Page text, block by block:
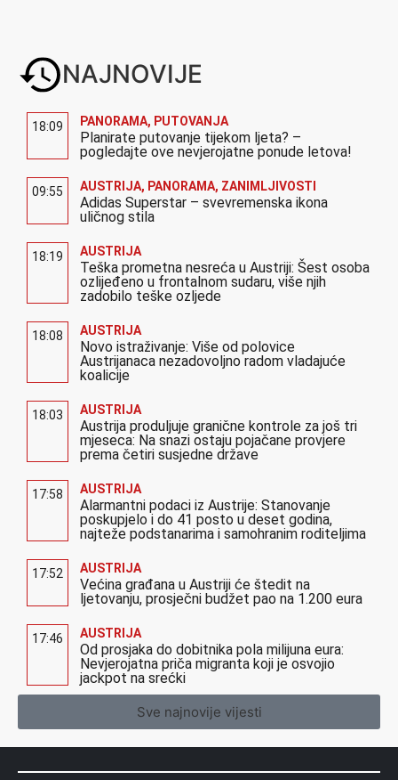
NAJNOVIJE
18:09 PANORAMA, PUTOVANJA
Planirate putovanje tijekom ljeta? –
pogledajte ove nevjerojatne ponude letova!
09:55 AUSTRIJA, PANORAMA, ZANIMLJIVOSTI
Adidas Superstar – svevremenska ikona
uličnog stila
18:19 AUSTRIJA
Teška prometna nesreća u Austriji: Šest osoba
ozlijeđeno u frontalnom sudaru, više njih
zadobilo teške ozljede
18:08 AUSTRIJA
Novo istraživanje: Više od polovice
Austrijanaca nezadovoljno radom vladajuće
koalicije
18:03 AUSTRIJA
Austrija produljuje granične kontrole za još tri
mjeseca: Na snazi ostaju pojačane provjere
prema četiri susjedne države
17:58 AUSTRIJA
Alarmantni podaci iz Austrije: Stanovanje
poskupjelo i do 41 posto u deset godina,
najteže podstanarima i samohranim roditeljima
17:52 AUSTRIJA
Većina građana u Austriji će štedit na
ljetovanju, prosječni budžet pao na 1.200 eura
17:46 AUSTRIJA
Od prosjaka do dobitnika pola milijuna eura:
Nevjerojatna priča migranta koji je osvojio
jackpot na srećki
Sve najnovije vijesti